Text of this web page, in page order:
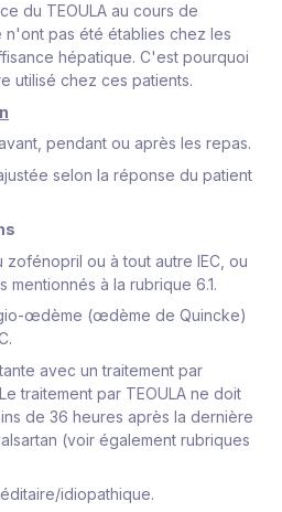
du TEOULA au cours de
pas été établies chez les
hépatique. C'est pourquoi
utilisé chez ces patients.
pendant ou après les repas.
selon la réponse du patient
zofénopril ou à tout autre IEC, ou
mentionnés à la rubrique 6.1.
œdème (œdème de Quincke)
avec un traitement par
traitement par TEOULA ne doit
de 36 heures après la dernière
(voir également rubriques
idiopathique.